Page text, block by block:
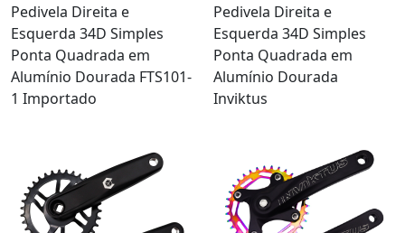
Pedivela Direita e
Esquerda 34D Simples
Ponta Quadrada em
Alumínio Dourada FTS101-
1 Importado
Pedivela Direita e
Esquerda 34D Simples
Ponta Quadrada em
Alumínio Dourada
Inviktus